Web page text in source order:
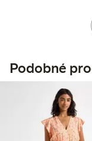
Podobné